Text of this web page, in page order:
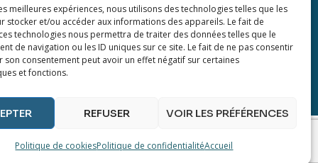
meilleures expériences, nous utilisons des technologies telles que les
stocker et/ou accéder aux informations des appareils. Le fait de
technologies nous permettra de traiter des données telles que le
de navigation ou les ID uniques sur ce site. Le fait de ne pas consentir
son consentement peut avoir un effet négatif sur certaines
et fonctions.
REFUSER VOIR LES PRÉFÉRENCES
Politique de cookiesPolitique de confidentialitéAccueil
de Maison Dejardin. Vous pouvez
utiliser le lien de désinscription inclus
la newsletter si vous changez d’avis.